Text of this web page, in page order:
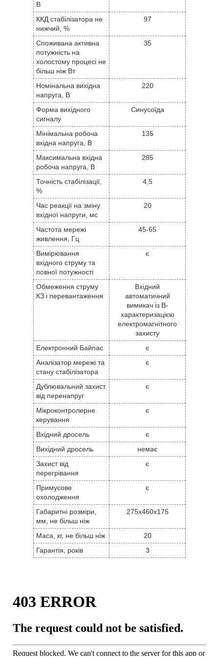
В
ККД стабілізатора не
нижчий, %
97
Споживана активна
потужність на
холостому процесі не
більш ніж Вт
35
Номінальна вихідна
напруга, В
220
Форма вихідного
сигналу
Синусоїда
Мінімальна робоча
вхідна напруга, В
135
Максимальна вхідна
робоча напруга, В
285
Точність стабілізації,
%
4,5
Час реакції на зміну
вхідної напруги, мс
20
Частота мережі
живлення, Гц
45-65
Вимірювання
вхідного струму та
повної потужності
є
Обмеження струму
КЗ і перевантаження
Вхідний
автоматичний
вимикач із B-
характеризацією
електромагнітного
захисту
Електронний Байпас
є
Аналізатор мережі та
стану стабілізатора
є
Дублювальний захист
від перенапруг
є
Мікроконтролерне
керування
є
Вхідний дросель
є
Вихідний дросель
немає
Захист від
перегрівання
є
Примусове
охолодження
є
Габаритні розміри,
мм, не більш ніж
275x460x175
Маса, кг, не більш ніж
20
Гарантія, років
3